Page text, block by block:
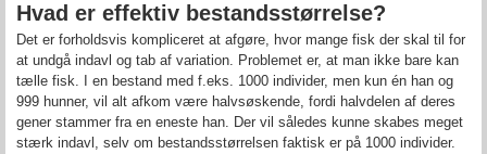
Hvad er effektiv bestandsstørrelse?
Det er forholdsvis kompliceret at afgøre, hvor mange fisk der skal til for
at undgå indavl og tab af variation. Problemet er, at man ikke bare kan
tælle fisk. I en bestand med f.eks. 1000 individer, men kun én han og
999 hunner, vil alt afkom være halvsøskende, fordi halvdelen af deres
gener stammer fra en eneste han. Der vil således kunne skabes meget
stærk indavl, selv om bestandsstørrelsen faktisk er på 1000 individer.